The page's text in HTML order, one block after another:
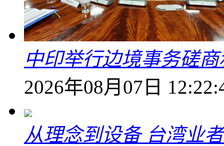
中印举行边境事务磋
2026年08月07日
从理念到设备 台湾业